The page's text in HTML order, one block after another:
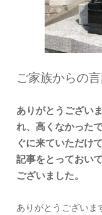
ご家族からの
ありがとうござい
れ、高くなかった
ぐに来ていただけ
記事をとっておい
ございました。
ありがとうございま